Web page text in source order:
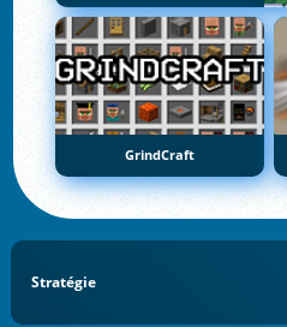
GrindCraft
Stratégie